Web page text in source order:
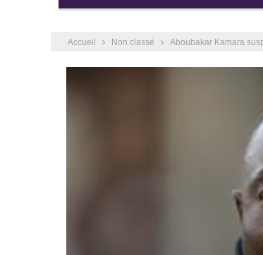
Accueil Non classé Aboubakar Kamara